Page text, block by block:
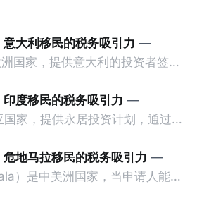
意大利移民的税务吸引力 —
国家，提供意大利的投资者签证
至少以下一项标准才能获得两年
创新初创
效期的两年内保持投资，则可以
60天申请续签3年。当投资者经
年在意大利停留270天），申请
印度移民的税务吸引力 —
家，提供永居投资计划，通过满
权。印度的永居投资计划要求申
FDI）途径投资印度： * 申请
至少1亿卢比（约合773万人民
少2.5亿卢比（约合1933万人民
危地马拉移民的税务吸引力 —
）是中美洲国家，当申请人能够
收入，那么可以申请永久居留计